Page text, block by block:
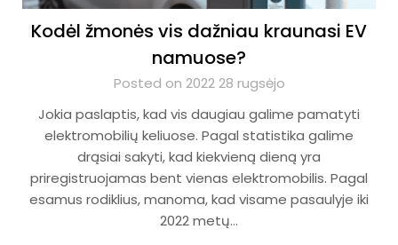
Kodėl žmonės vis dažniau kraunasi EV
namuose?
Posted on 2022 28 rugsėjo
Jokia paslaptis, kad vis daugiau galime pamatyti
elektromobilių keliuose. Pagal statistika galime
drąsiai sakyti, kad kiekvieną dieną yra
priregistruojamas bent vienas elektromobilis. Pagal
esamus rodiklius, manoma, kad visame pasaulyje iki
2022 metų…